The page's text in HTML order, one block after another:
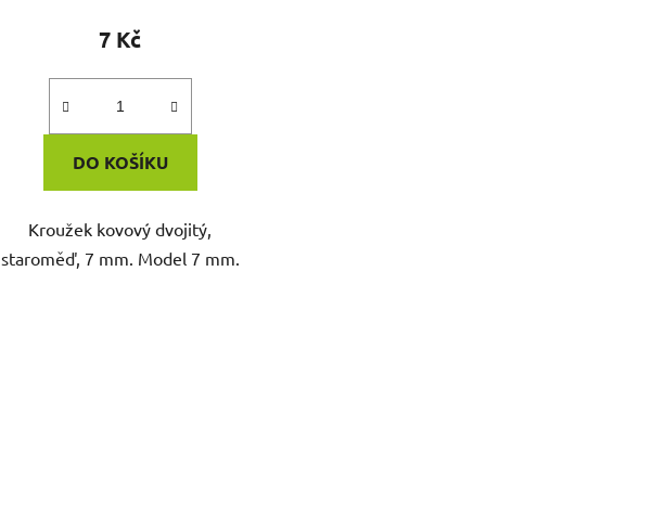
7 Kč
DO KOŠÍKU
Kroužek kovový dvojitý,
staroměď, 7 mm. Model 7 mm.